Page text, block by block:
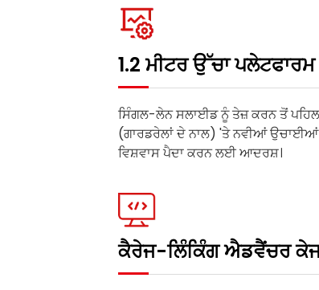
1.2 ਮੀਟਰ ਉੱਚਾ
ਸਿੰਗਲ-ਲੇਨ ਸਲਾਈਡ ਨੂੰ ਤੇਜ਼ ਕਰਨ ਤੋਂ
(ਗਾਰਡਰੇਲਾਂ ਦੇ ਨਾਲ) 'ਤੇ ਨਵੀਆਂ ਉਚਾਈਆਂ
ਵਿਸ਼ਵਾਸ ਪੈਦਾ ਕਰਨ ਲਈ ਆਦਰਸ਼।
ਕੈਰੇਜ-ਲਿੰਕਿੰਗ ਐਡਵੈਂਚਰ